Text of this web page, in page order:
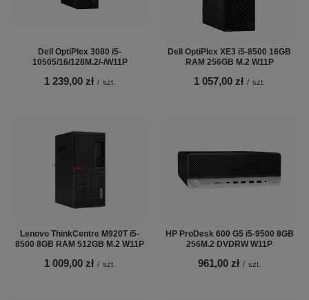
Dell OptiPlex 3080 i5-
10505/16/128M.2/-/W11P
1 239,00 zł / szt.
Dell OptiPlex XE3 i5-8500 16GB
RAM 256GB M.2 W11P
1 057,00 zł / szt.
Lenovo ThinkCentre M920T i5-
8500 8GB RAM 512GB M.2 W11P
1 009,00 zł / szt.
HP ProDesk 600 G5 i5-9500 8GB
256M.2 DVDRW W11P
961,00 zł / szt.